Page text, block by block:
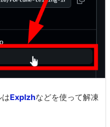
Explzhなどを使って解凍